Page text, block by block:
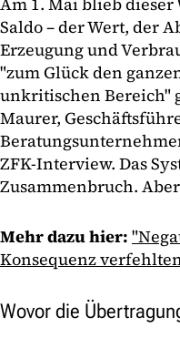
Saldo – der Wert, der
Erzeugung und
"zum Glück den
unkritischen Bereich"
Maurer,
ZFK-Interview. Das
Zusammenbruch.
Mehr dazu hier:
Konsequenz
Wovor die